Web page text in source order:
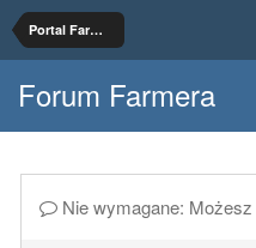
Portal Farmer.pl - merytoryka
Forum Farmera
Nie wymagane: